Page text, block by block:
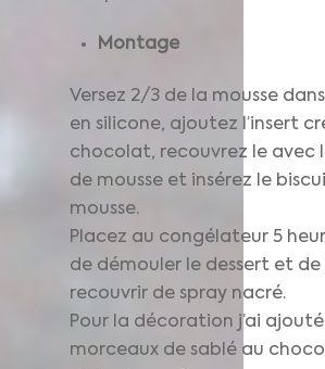
Montage
Versez 2/3 de la mousse
en silicone, ajoutez l’insert
chocolat, recouvrez le avec
de mousse et insérez le
mousse.
Placez au congélateur 5
de démouler le dessert et de
recouvrir de spray nacré.
Pour la décoration j’ai
morceaux de sablé au